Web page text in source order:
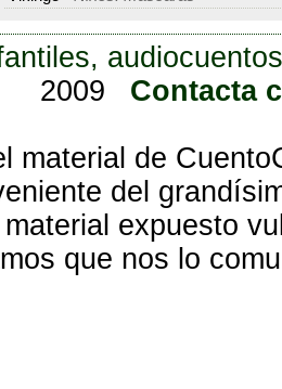
2009
Contacta
material de
del
expuesto
que nos lo